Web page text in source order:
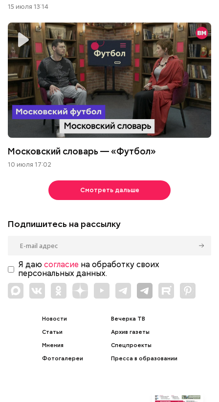
15 июля 13:14
Московский словарь — «Футбол»
10 июля 17:02
Смотреть дальше
Подпишитесь на рассылку
Я даю согласие на обработку своих
персональных данных.
Новости
Статьи
Мнения
Фотогалереи
Вечерка ТВ
Архив газеты
Спецпроекты
Пресса в образовании